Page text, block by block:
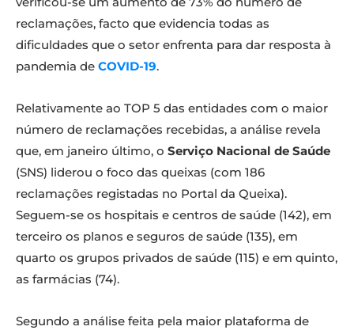
reclamações, facto que evidencia todas as
dificuldades que o setor enfrenta para dar resposta à
pandemia de COVID-19.
Relativamente ao TOP 5 das entidades com o maior
número de reclamações recebidas, a análise revela
que, em janeiro último, o Serviço Nacional de Saúde
(SNS) liderou o foco das queixas (com 186
reclamações registadas no Portal da Queixa).
Seguem-se os hospitais e centros de saúde (142), em
terceiro os planos e seguros de saúde (135), em
quarto os grupos privados de saúde (115) e em quinto,
as farmácias (74).
Segundo a análise feita pela maior plataforma de